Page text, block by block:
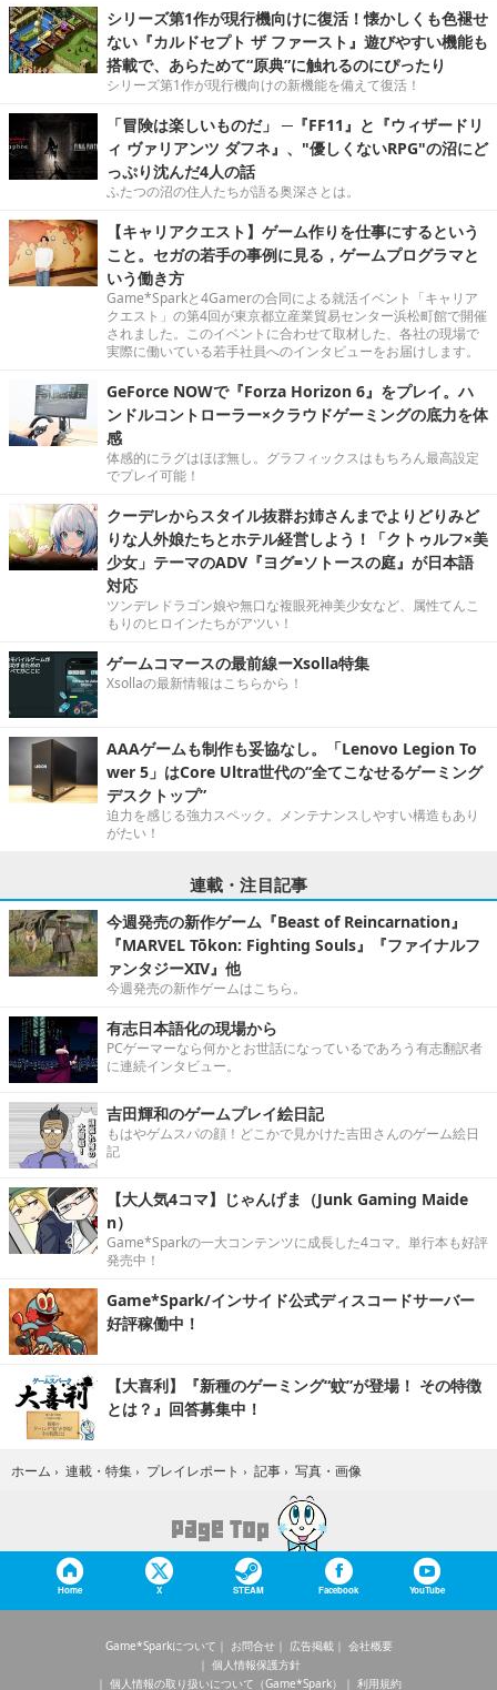
シリーズ第1作が現行機向けに復活！懐かしくも色褪せ
ない『カルドセプト ザ ファースト』遊びやすい機能も
搭載で、あらためて“原典”に触れるのにぴったり
シリーズ第1作が現行機向けの新機能を備えて復活！
「冒険は楽しいものだ」 ─『FF11』と『ウィザードリ
ィ ヴァリアンツ ダフネ』、"優しくないRPG"の沼にど
っぷり沈んだ4人の話
ふたつの沼の住人たちが語る奥深さとは。
【キャリアクエスト】ゲーム作りを仕事にするという
こと。セガの若手の事例に見る，ゲームプログラマと
いう働き方
Game*Sparkと4Gamerの合同による就活イベント「キャリア
クエスト」の第4回が東京都立産業貿易センター浜松町館で開催
されました。このイベントに合わせて取材した、各社の現場で
実際に働いている若手社員へのインタビューをお届けします。
GeForce NOWで『Forza Horizon 6』をプレイ。ハ
ンドルコントローラー×クラウドゲーミングの底力を体
感
体感的にラグはほぼ無し。グラフィックスはもちろん最高設定
でプレイ可能！
クーデレからスタイル抜群お姉さんまでよりどりみど
りな人外娘たちとホテル経営しよう！「クトゥルフ×美
少女」テーマのADV『ヨグ=ソトースの庭』が日本語
対応
ツンデレドラゴン娘や無口な複眼死神美少女など、属性てんこ
もりのヒロインたちがアツい！
ゲームコマースの最前線ーXsolla特集
Xsollaの最新情報はこちらから！
AAAゲームも制作も妥協なし。「Lenovo Legion To
wer 5」はCore Ultra世代の“全てこなせるゲーミング
デスクトップ”
迫力を感じる強力スペック。メンテナンスしやすい構造もあり
がたい！
連載・注目記事
今週発売の新作ゲーム『Beast of Reincarnation』
『MARVEL Tōkon: Fighting Souls』『ファイナルフ
ァンタジーXIV』他
今週発売の新作ゲームはこちら。
有志日本語化の現場から
PCゲーマーなら何かとお世話になっているであろう有志翻訳者
に連続インタビュー。
吉田輝和のゲームプレイ絵日記
もはやゲムスパの顔！どこかで見かけた吉田さんのゲーム絵日
記
【大人気4コマ】じゃんげま（Junk Gaming Maide
n）
Game*Sparkの一大コンテンツに成長した4コマ。単行本も好評
発売中！
Game*Spark/インサイド公式ディスコードサーバー
好評稼働中！
【大喜利】『新種のゲーミング“蚊”が登場！ その特徴
とは？』回答募集中！
ホーム › 連載・特集 › プレイレポート › 記事 › 写真・画像
Home X STEAM Facebook YouTube
Game*Sparkについて お問合せ 広告掲載
会社概要
個人情報保護方針
個人情報の取り扱いについて（Game*Spark）
利用規約